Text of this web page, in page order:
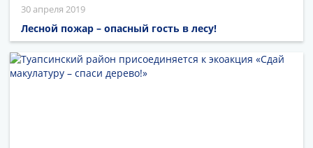
30 апреля 2019
Лесной пожар – опасный гость в лесу!